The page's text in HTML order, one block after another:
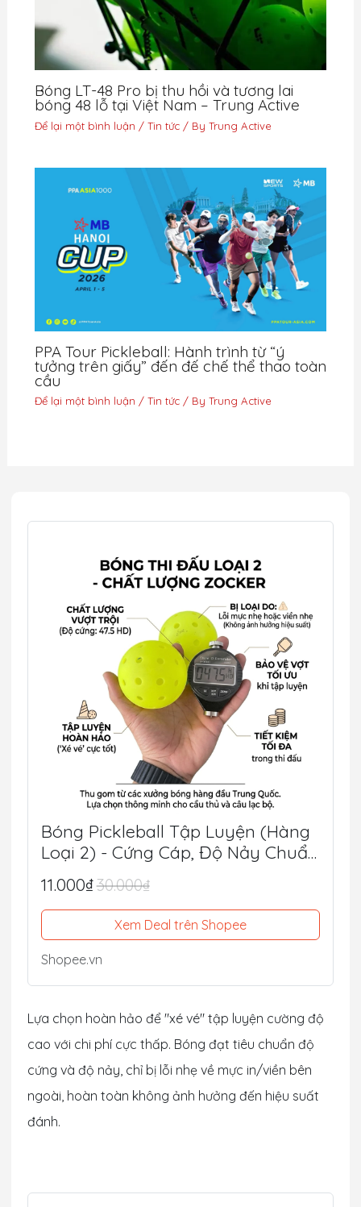
Bóng LT-48 Pro bị thu hồi và tương lai
bóng 48 lỗ tại Việt Nam – Trung Active
Để lại một bình luận / Tin tức/ By Trung Active
PPA Tour Pickleball: Hành trình từ “ý
tưởng trên giấy” đến đế chế thể thao toàn
cầu
Để lại một bình luận / Tin tức/ By Trung Active
Bóng Pickleball Tập Luyện (Hàng
Loại 2) - Cứng Cáp, Độ Nảy Chuẩn
Thi Đấu, Siêu Tiết Kiệm
11.000₫30.000₫
Xem Deal trên Shopee
Shopee.vn
Lựa chọn hoàn hảo để "xé vé" tập luyện cường độ
cao với chi phí cực thấp. Bóng đạt tiêu chuẩn độ
cứng và độ nảy, chỉ bị lỗi nhẹ về mực in/viền bên
ngoài, hoàn toàn không ảnh hưởng đến hiệu suất
đánh.